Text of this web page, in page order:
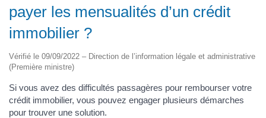
payer les mensualités d’un crédit
immobilier ?
Vérifié le 09/09/2022 – Direction de l’information légale et administrative
(Première ministre)
Si vous avez des difficultés passagères pour rembourser votre
crédit immobilier, vous pouvez engager plusieurs démarches
pour trouver une solution.